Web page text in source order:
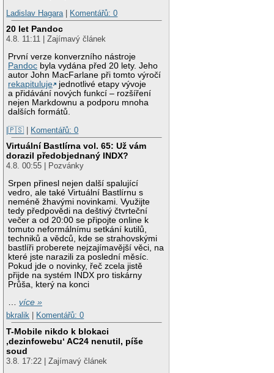
Ladislav Hagara | Komentářů: 0
20 let Pandoc
4.8. 11:11 | Zajímavý článek
První verze konverzního nástroje
Pandoc byla vydána před 20 lety. Jeho
autor John MacFarlane při tomto výročí
rekapituluje
jednotlivé etapy vývoje
a přidávání nových funkcí – rozšíření
nejen Markdownu a podporu mnoha
dalších formátů.
|🇵🇸 | Komentářů: 0
Virtuální Bastlírna vol. 65: Už vám
dorazil předobjednaný INDX?
4.8. 00:55 | Pozvánky
Srpen přinesl nejen další spalující
vedro, ale také Virtuální Bastlírnu s
neméně žhavými novinkami. Využijte
tedy předpovědi na deštivý čtvrteční
večer a od 20:00 se připojte online k
tomuto neformálnímu setkání kutilů,
techniků a vědců, kde se strahovskými
bastlíři proberete nejzajímavější věci, na
které jste narazili za poslední měsíc.
Pokud jde o novinky, řeč zcela jistě
přijde na systém INDX pro tiskárny
Průša, který na konci
…více »
bkralik
Komentářů: 0
T-Mobile nikdo k blokaci
‚dezinfowebu‘ AC24 nenutil, píše
soud
3.8. 17:22 | Zajímavý článek